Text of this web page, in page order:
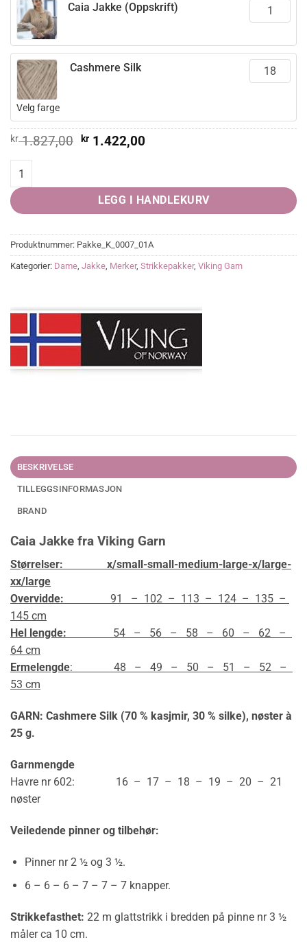
Caia Jakke (Oppskrift)
Velg farge
Cashmere Silk
kr1.827,00 Opprinnelig
kr1.422,00Nåværende
Caia Jakke quantity
LEGG I HANDLEKURV
Produktnummer: Pakke_K_0007_01A
Kategorier: Dame Jakke Merker, Strikkepakker, Viking Garn
BESKRIVELSE
TILLEGGSINFORMASJON
BRAND
Caia Jakke fra Viking Garn
Størrelser: x/small-small-medium-large-x/large-
xx/large
Overvidde: 91 – 102 – 113 – 124 – 135 –
145 cm
Hel lengde: 54 – 56 – 58 – 60 – 62 –
64 cm
Ermelengde: 48 – 49 – 50 – 51 – 52 –
53 cm
GARN: Cashmere Silk (70 % kasjmir, 30 % silke), nøster à
25 g.
Garnmengde
Havre nr 602: 16 – 17 – 18 – 19 – 20 – 21
nøster
Veiledende pinner og tilbehør:
Pinner nr 2 ½ og 3 ½.
6 – 6 – 6 – 7 – 7 – 7 knapper.
Strikkefasthet: 22 m glattstrikk i bredden på pinne nr 3 ½
måler ca 10 cm.